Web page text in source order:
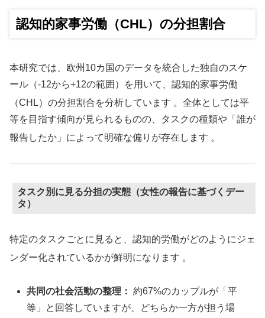
認知的家事労働（CHL）の分担割合
本研究では、欧州10カ国のデータを統合した独自のスケ
ール（-12から+12の範囲）を用いて、認知的家事労働
（CHL）の分担割合を分析しています 。全体としては平
等を目指す傾向が見られるものの、タスクの種類や「誰が
報告したか」によって明確な偏りが存在します 。
タスク別に見る分担の実態（女性の報告に基づくデー
タ）
特定のタスクごとに見ると、認知的労働がどのようにジェ
ンダー化されているかが鮮明になります 。
共同の社会活動の整理： 約67%のカップルが「平
等」と回答していますが、どちらか一方が担う場